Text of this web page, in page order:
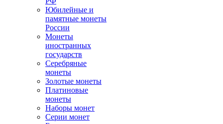
Юбилейные и
памятные монеты
России
Монеты
иностранных
государств
Серебряные
монеты
Золотые монеты
Платиновые
монеты
Наборы монет
Серии монет